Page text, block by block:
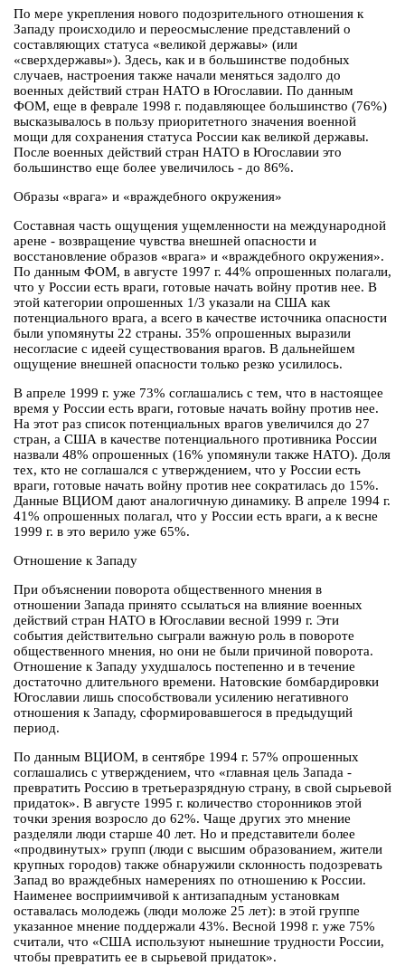
По мере укрепления нового подозрительного отношения к
Западу происходило и переосмысление представлений о
составляющих статуса «великой державы» (или
«сверхдержавы»). Здесь, как и в большинстве подобных
случаев, настроения также начали меняться задолго до
военных действий стран НАТО в Югославии. По данным
ФОМ, еще в феврале 1998 г. подавляющее большинство (76%)
высказывалось в пользу приоритетного значения военной
мощи для сохранения статуса России как великой державы.
После военных действий стран НАТО в Югославии это
большинство еще более увеличилось - до 86%.
Образы «врага» и «враждебного окружения»
Составная часть ощущения ущемленности на международной
арене - возвращение чувства внешней опасности и
восстановление образов «врага» и «враждебного окружения».
По данным ФОМ, в августе 1997 г. 44% опрошенных полагали,
что у России есть враги, готовые начать войну против нее. В
этой категории опрошенных 1/3 указали на США как
потенциального врага, а всего в качестве источника опасности
были упомянуты 22 страны. 35% опрошенных выразили
несогласие с идеей существования врагов. В дальнейшем
ощущение внешней опасности только резко усилилось.
В апреле 1999 г. уже 73% соглашались с тем, что в настоящее
время у России есть враги, готовые начать войну против нее.
На этот раз список потенциальных врагов увеличился до 27
стран, а США в качестве потенциального противника России
назвали 48% опрошенных (16% упомянули также НАТО). Доля
тех, кто не соглашался с утверждением, что у России есть
враги, готовые начать войну против нее сократилась до 15%.
Данные ВЦИОМ дают аналогичную динамику. В апреле 1994 г.
41% опрошенных полагал, что у России есть враги, а к весне
1999 г. в это верило уже 65%.
Отношение к Западу
При объяснении поворота общественного мнения в
отношении Запада принято ссылаться на влияние военных
действий стран НАТО в Югославии весной 1999 г. Эти
события действительно сыграли важную роль в повороте
общественного мнения, но они не были причиной поворота.
Отношение к Западу ухудшалось постепенно и в течение
достаточно длительного времени. Натовские бомбардировки
Югославии лишь способствовали усилению негативного
отношения к Западу, сформировавшегося в предыдущий
период.
По данным ВЦИОМ, в сентябре 1994 г. 57% опрошенных
соглашались с утверждением, что «главная цель Запада -
превратить Россию в третьеразрядную страну, в свой сырьевой
придаток». В августе 1995 г. количество сторонников этой
точки зрения возросло до 62%. Чаще других это мнение
разделяли люди старше 40 лет. Но и представители более
«продвинутых» групп (люди с высшим образованием, жители
крупных городов) также обнаружили склонность подозревать
Запад во враждебных намерениях по отношению к России.
Наименее восприимчивой к антизападным установкам
оставалась молодежь (люди моложе 25 лет): в этой группе
указанное мнение поддержали 43%. Весной 1998 г. уже 75%
считали, что «США используют нынешние трудности России,
чтобы превратить ее в сырьевой придаток».